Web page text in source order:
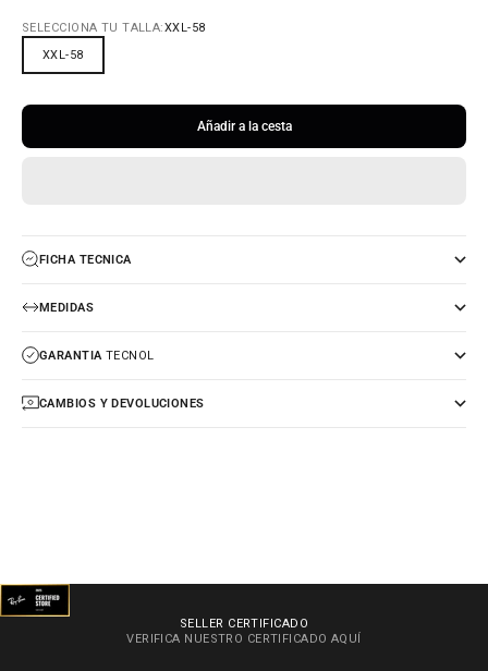
SELECCIONA TU TALLA:XXL-58
XXL-58
Añadir a la cesta
FICHA TECNICA
MEDIDAS
GARANTIATECNOL
CAMBIOS Y DEVOLUCIONES
SELLER CERTIFICADO
VERIFICA NUESTRO CERTIFICADO AQUÍ